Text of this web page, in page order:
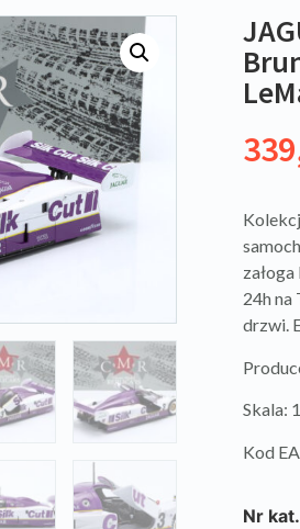
24h na
drzwi.
Skala:
Kod
Nr kat.